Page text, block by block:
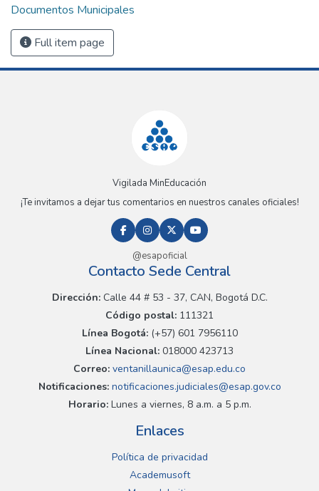
Documentos Municipales
Full item page
Vigilada MinEducación
¡Te invitamos a dejar tus comentarios en nuestros canales oficiales!
@esapoficial
Contacto Sede Central
Dirección:Calle 44 # 53 - 37, CAN, Bogotá D.C.
Código postal: 111321
Línea Bogotá:(+57) 601 7956110
Línea Nacional: 018000 423713
Correo: ventanillaunica@esap.edu.co
Notificaciones:notificaciones.judiciales@esap.gov.co
Horario:Lunes a viernes, 8 a.m. a 5 p.m.
Enlaces
Política de privacidad
Academusoft